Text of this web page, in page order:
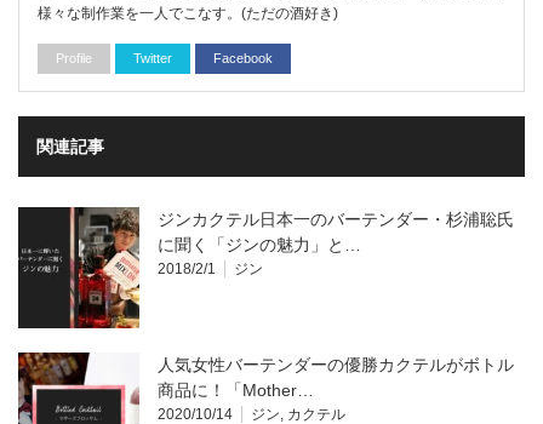
様々な制作業を一人でこなす。(ただの酒好き)
Profile Twitter Facebook
関連記事
ジンカクテル日本一のバーテンダー・杉浦聡氏
に聞く「ジンの魅力」と…
2018/2/1 ジン
人気女性バーテンダーの優勝カクテルがボトル
商品に！「Mother…
2020/10/14 ジン カクテル